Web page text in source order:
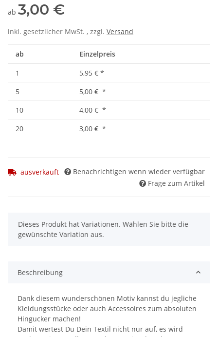
ab 3,00 €
inkl. gesetzlicher MwSt. , zzgl. Versand
ab Einzelpreis
1 5,95 € *
5
5,00 € *
10
4,00 € *
20
3,00 € *
ausverkauft
Benachrichtigen wenn wieder verfügbar
Frage zum Artikel
x
Dieses Produkt hat Variationen. Wählen Sie bitte die
gewünschte Variation aus.
Beschreibung
Dank diesem wunderschönen Motiv kannst du jegliche
Kleidungsstücke oder auch Accessoires zum absoluten
Hingucker machen!
Damit wertest Du Dein Textil nicht nur auf, es wird